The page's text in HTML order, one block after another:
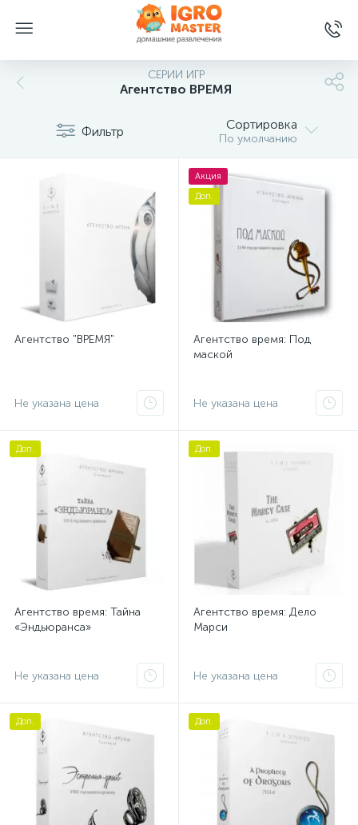
СЕРИИ ИГР
Агентство ВРЕМЯ
Фильтр Сортировка
По умолчанию
Агентство "ВРЕМЯ"
Не указана цена
Акция
Доп.
Агентство время: Под
маской
Не указана цена
Доп.
Агентство время: Тайна
«Эндьюранса»
Не указана цена
Доп.
Агентство время: Дело
Марси
Не указана цена
Доп. Доп.